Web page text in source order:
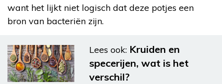
want het lijkt niet logisch dat deze potjes een
bron van bacteriën zijn.
Lees ook: Kruiden en
specerijen, wat is het
verschil?